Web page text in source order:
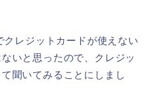
レジットカードが使えない
いと思ったので、クレジッ
聞いてみることにしまし